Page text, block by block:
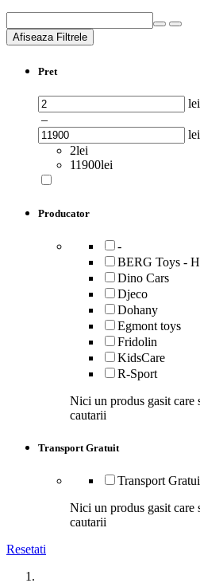
Afiseaza Filtrele
Pret
lei
–
lei
2lei
11900lei
Producator
-
BERG Toys -
Dino Cars
Djeco
Dohany
Egmont toys
Fridolin
KidsCare
R-Sport
Nici un produs gasit care
cautarii
Transport Gratuit
Transport
Nici un produs gasit care
cautarii
Resetati